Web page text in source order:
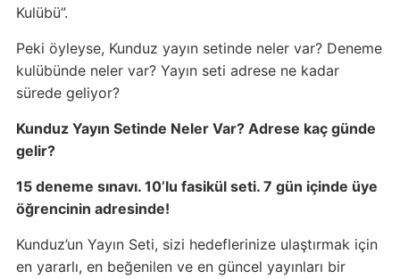
Kulübü”.
Peki öyleyse, Kunduz yayın setinde neler var? Deneme
kulübünde neler var? Yayın seti adrese ne kadar
sürede geliyor?
Kunduz Yayın Setinde Neler Var? Adrese kaç günde
gelir?
15 deneme sınavı. 10’lu fasikül seti. 7 gün içinde üye
öğrencinin adresinde!
Kunduz’un Yayın Seti, sizi hedeflerinize ulaştırmak için
en yararlı, en beğenilen ve en güncel yayınları bir